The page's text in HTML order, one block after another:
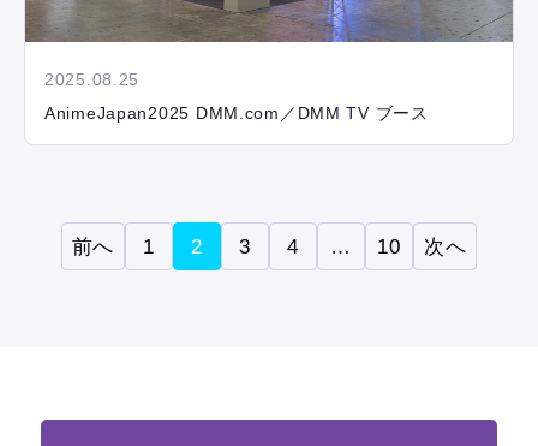
2025.08.25
AnimeJapan2025 DMM.com／DMM TV ブース
前へ 1 2 3 4 … 10 次へ